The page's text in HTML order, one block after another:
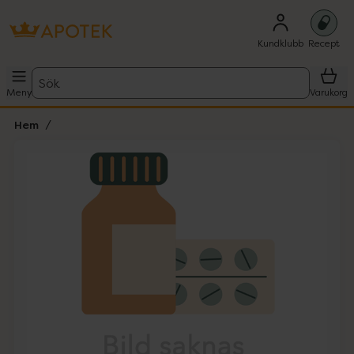
Kundklubb Recept
Meny
Sök
Varukorg
Hem
Lista: . Innehåller 1 objekt.